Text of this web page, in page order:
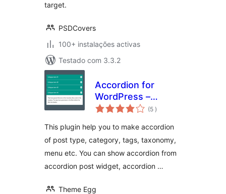
target.
PSDCovers
100+ instalações activas
Testado com 3.3.2
Accordion for
WordPress –
Accordion, FAQ,
and Widgets
(5 classificações
)
This plugin help you to make accordion
of post type, category, tags, taxonomy,
menu etc. You can show accordion from
accordion post widget, accordion …
Theme Egg